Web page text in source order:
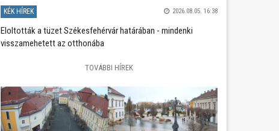
KÉK HÍREK 2026.08.05. 16:38
Eloltották a tüzet Székesfehérvár határában - mindenki
visszamehetett az otthonába
TOVÁBBI HÍREK